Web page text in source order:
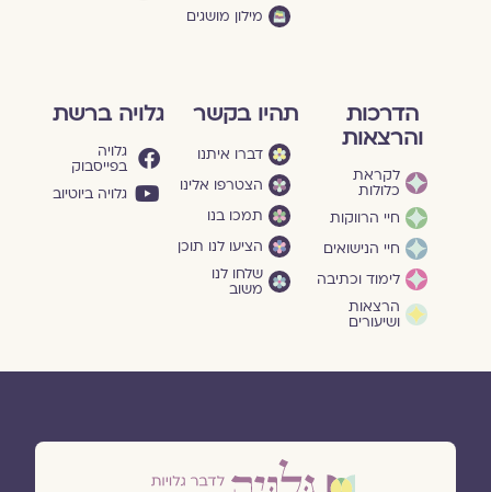
מילון מושגים
הדרכות
והרצאות
לקראת
כלולות
חיי הרווקות
חיי הנישואים
לימוד וכתיבה
הרצאות
ושיעורים
תהיו בקשר
דברו איתנו
הצטרפו אלינו
תמכו בנו
הציעו לנו תוכן
שלחו לנו
משוב
גלויה ברשת
גלויה
בפייסבוק
גלויה ביוטיוב